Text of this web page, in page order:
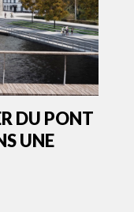
DU PONT
UNE